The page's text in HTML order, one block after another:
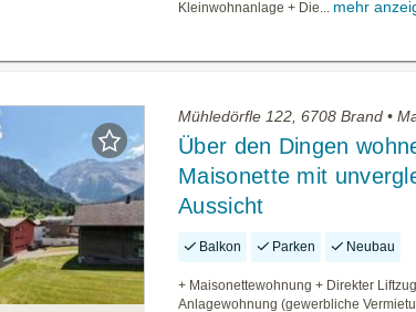
Kleinwohnanlage + Die... mehr
Mühledörfle 122, 6708 Brand •
Über den Dingen
Maisonette mit
Aussicht
Balkon Parken Neubau
+ Maisonettewohnung + Direkter
Anlagewohnung (gewerbliche